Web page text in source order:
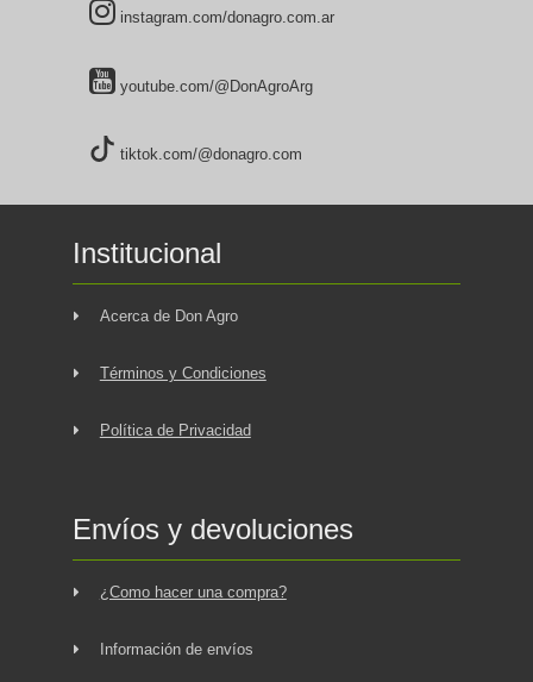
instagram.com/donagro.com.ar
youtube.com/@DonAgroArg
tiktok.com/@donagro.com
Institucional
Acerca de Don Agro
Términos y Condiciones
Política de Privacidad
Envíos y devoluciones
¿Como hacer una compra?
Información de envíos